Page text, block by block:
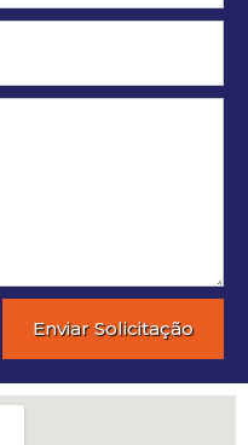
Enviar Solicitação